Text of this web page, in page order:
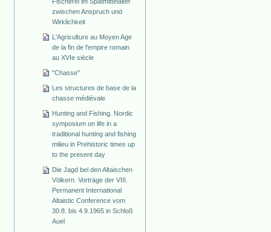
zwischen Anspruch und
Wirklichkeit
L'Agriculture au Moyen Age
de la fin de l'empire romain
au XVIe siècle
"Chasse"
Les structures de base de la
chasse médiévale
Hunting and Fishing. Nordic
symposium on life in a
traditional hunting and fishing
milieu in Prehistoric times up
to the present day
Die Jagd bei den Altaischen
Völkern. Vorträge der VIII.
Permanent International
Altaistic Conference vom
30.8. bis 4.9.1965 in Schloß
Auel